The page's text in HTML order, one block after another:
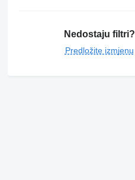
Nedostaju filtri?
Predložite izmjenu